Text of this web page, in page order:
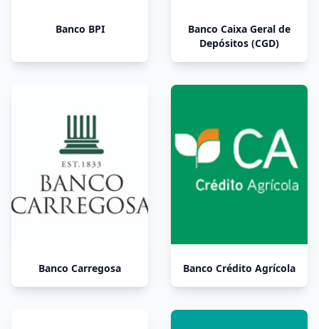
Banco BPI
Banco Caixa Geral de
Depósitos (CGD)
Banco Carregosa Banco Crédito Agrícola